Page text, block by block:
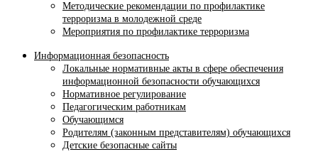
Методические рекомендации по профилактике
терроризма в молодежной среде
Мероприятия по профилактике терроризма
Информационная безопасность
Локальные нормативные акты в сфере обеспечения
информационной безопасности обучающихся
Нормативное регулирование
Педагогическим работникам
Обучающимся
Родителям (законным представителям) обучающихся
Детские безопасные сайты